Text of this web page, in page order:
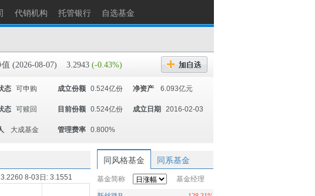
代销机构 托管银行 自选基金
(2026-08-07) 3.2943 (-0.43%)
态 可申购 成立份额 0.524亿份 净资产 6.093亿元
态 可赎回 目前份额 0.524亿份 成立日期 2016-02-03
大成基金 管理费率 0.800%
8-03日: 3.1551
同风格基金 同系基金
基金简称 基金经理